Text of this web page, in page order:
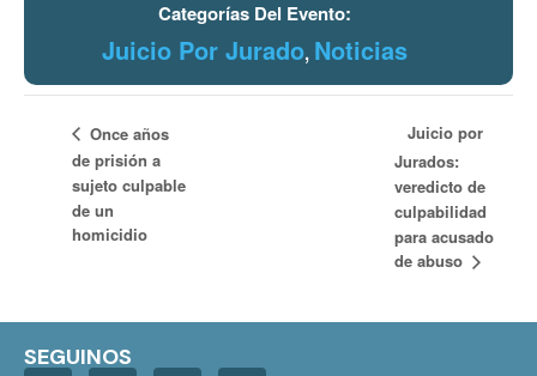
Categorías Del Evento:
Juicio Por Jurado, Noticias
Once años
de prisión a
sujeto culpable
de un
homicidio
Juicio por
Jurados:
veredicto de
culpabilidad
para acusado
de abuso
SEGUINOS